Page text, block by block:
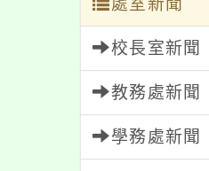
處室新聞
校長室新聞
教務處新聞
學務處新聞